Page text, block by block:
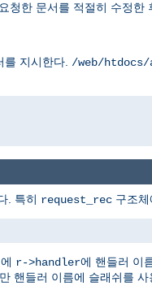
청한 문서를 적절히 수정한
를 지시한다. /web/
. 특히 request_rec 구조
r->handler에 핸들러 이
핸들러 이름에 슬래쉬를